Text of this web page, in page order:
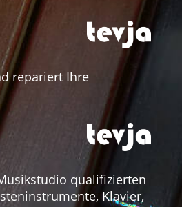
repariert Ihre
qualifizierten
Klavier,